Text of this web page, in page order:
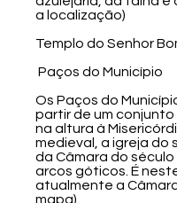
a localização)
Templo do Senhor
Paços do Município
Os Paços do
partir de um
na altura à
medieval, a igreja do
da Câmara do
arcos góticos. É
atualmente a
mapa).